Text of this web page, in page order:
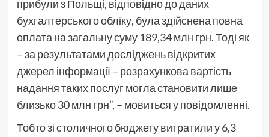
прибули з Польщі, відповідно до даних
бухгалтерського обліку, була здійснена повна
оплата на загальну суму 189,34 млн грн. Тоді як
– за результатами досліджень відкритих
джерел інформації – розрахункова вартість
надання таких послуг могла становити лише
близько 30 млн грн”, – мовиться у повідомленні.
Тобто зі столичного бюджету витратили у 6,3